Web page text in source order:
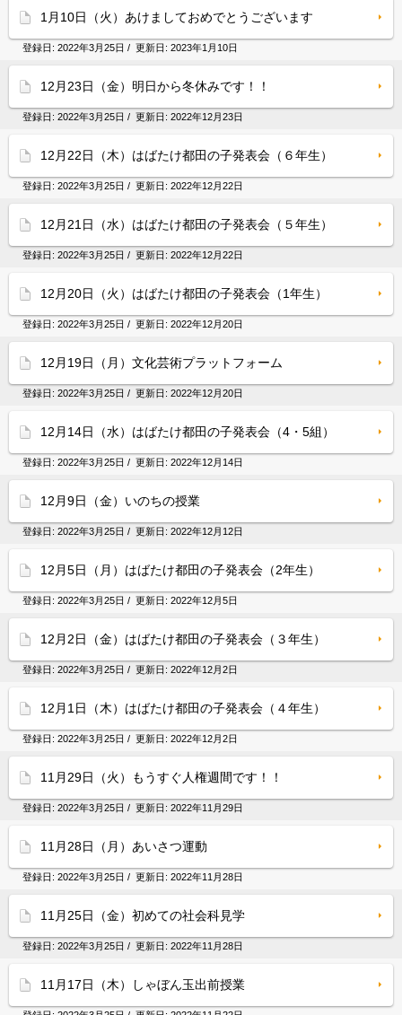
1月10日（火）あけましておめでとうございます
登録日: 2022年3月25日 / 更新日: 2023年1月10日
12月23日（金）明日から冬休みです！！
登録日: 2022年3月25日 / 更新日: 2022年12月23日
12月22日（木）はばたけ都田の子発表会（６年生）
登録日: 2022年3月25日 / 更新日: 2022年12月22日
12月21日（水）はばたけ都田の子発表会（５年生）
登録日: 2022年3月25日 / 更新日: 2022年12月22日
12月20日（火）はばたけ都田の子発表会（1年生）
登録日: 2022年3月25日 / 更新日: 2022年12月20日
12月19日（月）文化芸術プラットフォーム
登録日: 2022年3月25日 / 更新日: 2022年12月20日
12月14日（水）はばたけ都田の子発表会（4・5組）
登録日: 2022年3月25日 / 更新日: 2022年12月14日
12月9日（金）いのちの授業
登録日: 2022年3月25日 / 更新日: 2022年12月12日
12月5日（月）はばたけ都田の子発表会（2年生）
登録日: 2022年3月25日 / 更新日: 2022年12月5日
12月2日（金）はばたけ都田の子発表会（３年生）
登録日: 2022年3月25日 / 更新日: 2022年12月2日
12月1日（木）はばたけ都田の子発表会（４年生）
登録日: 2022年3月25日 / 更新日: 2022年12月2日
11月29日（火）もうすぐ人権週間です！！
登録日: 2022年3月25日 / 更新日: 2022年11月29日
11月28日（月）あいさつ運動
登録日: 2022年3月25日 / 更新日: 2022年11月28日
11月25日（金）初めての社会科見学
登録日: 2022年3月25日 / 更新日: 2022年11月28日
11月17日（木）しゃぼん玉出前授業